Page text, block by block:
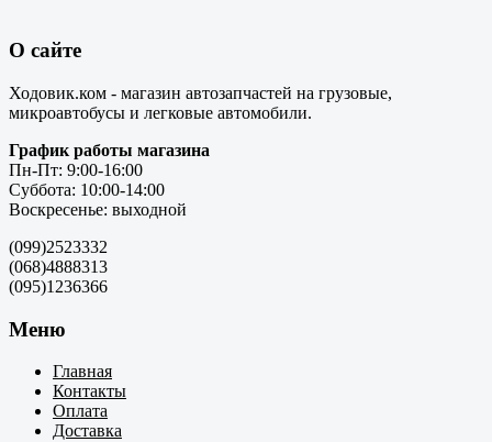
О сайте
Ходовик.ком - магазин автозапчастей на грузовые,
микроавтобусы и легковые автомобили.
График работы магазина
Пн-Пт: 9:00-16:00
Суббота: 10:00-14:00
Воскресенье: выходной
(099)2523332
(068)4888313
(095)1236366
Меню
Главная
Контакты
Оплата
Доставка